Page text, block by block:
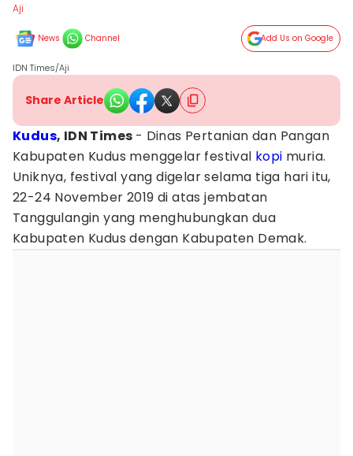
Aji
News Channel Add Us on Google
IDN Times/Aji
Share Article
Kudus, IDN Times - Dinas Pertanian dan Pangan
Kabupaten Kudus menggelar festival kopi muria.
Uniknya, festival yang digelar selama tiga hari itu,
22-24 November 2019 di atas jembatan
Tanggulangin yang menghubungkan dua
Kabupaten Kudus dengan Kabupaten Demak.